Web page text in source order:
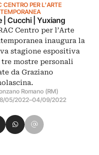
CENTRO PER L'ARTE
| Cucchi | Yuxiang
Centro per l’Arte
inaugura la
stagione espositiva
tre mostre personali
da Graziano
Romano (RM)
05/2022–04/09/2022
su LinkedIn
su Pinterest
Condividi su WhatsApp
Condividi su Email